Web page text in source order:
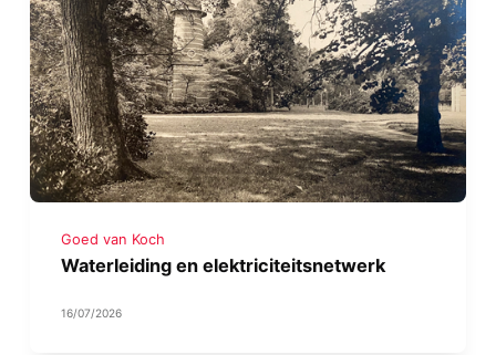
Goed van Koch
Waterleiding en elektriciteitsnetwerk
16/07/2026